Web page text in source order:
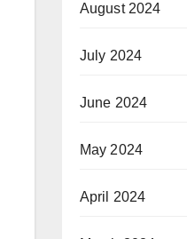
August 2024
July 2024
June 2024
May 2024
April 2024